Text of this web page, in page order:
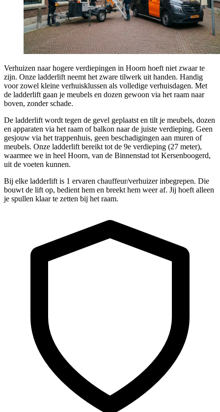
Verhuizen naar hogere verdiepingen in Hoorn hoeft niet zwaar te
zijn. Onze ladderlift neemt het zware tilwerk uit handen. Handig
voor zowel kleine verhuisklussen als volledige verhuisdagen. Met
de ladderlift gaan je meubels en dozen gewoon via het raam naar
boven, zonder schade.
De ladderlift wordt tegen de gevel geplaatst en tilt je meubels, dozen
en apparaten via het raam of balkon naar de juiste verdieping. Geen
gesjouw via het trappenhuis, geen beschadigingen aan muren of
meubels. Onze ladderlift bereikt tot de 9e verdieping (27 meter),
waarmee we in heel Hoorn, van de Binnenstad tot Kersenboogerd,
uit de voeten kunnen.
Bij elke ladderlift is 1 ervaren chauffeur/verhuizer inbegrepen. Die
bouwt de lift op, bedient hem en breekt hem weer af. Jij hoeft alleen
je spullen klaar te zetten bij het raam.